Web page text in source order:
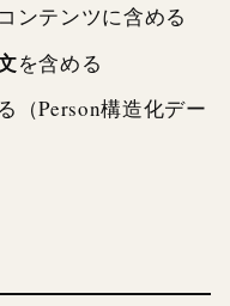
ンテンツに含める
を含める
（Person構造化デー